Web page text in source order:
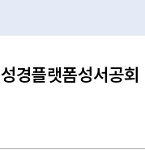
성경플랫폼성서공회